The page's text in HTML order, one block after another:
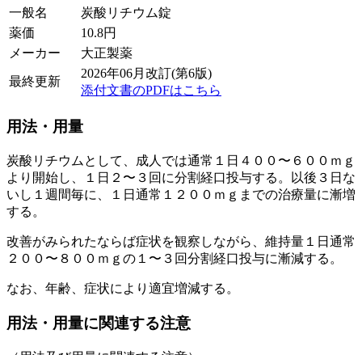
一般名
炭酸リチウム錠
薬価
10.8円
メーカー
大正製薬
最終更新
2026年06月改訂(第6版)
添付文書のPDFはこちら
用法・用量
炭酸リチウムとして、成人では通常１日４００〜６００ｍｇ
より開始し、１日２〜３回に分割経口投与する。以後３日な
いし１週間毎に、１日通常１２００ｍｇまでの治療量に漸増
する。
改善がみられたならば症状を観察しながら、維持量１日通常
２００〜８００ｍｇの１〜３回分割経口投与に漸減する。
なお、年齢、症状により適宜増減する。
用法・用量に関連する注意